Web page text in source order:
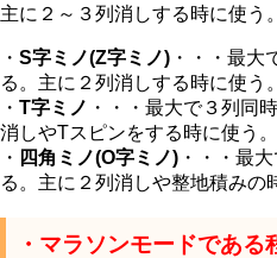
主に２～３列消しする時に使う。
・ S字ミノ(Z字ミノ) ・・・最大
る。主に２列消しする時に使う。
・ T字ミノ ・・・最大で３列同
消しやTスピンをする時に使う。
・ 四角ミノ(O字ミノ) ・・・最
る。主に２列消しや整地積みの
・マラソンモードであ